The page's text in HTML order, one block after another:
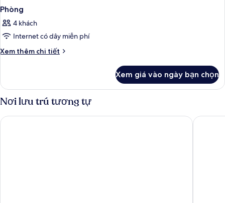
Phòng
4 khách
Internet có dây miễn phí
Xem thêm chi tiết
Chi
Phòng
Xem giá vào ngày bạn chọn
Nơi lưu trú tương tự
H2 Hotel Berlin Alexanderplatz Ibis